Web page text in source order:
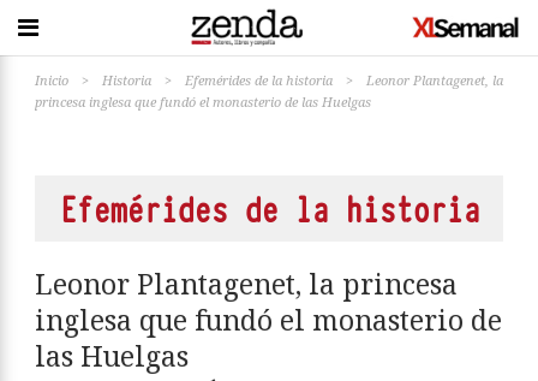
Inicio > Historia > Efemérides de la historia >
Leonor Plantagenet, la
princesa inglesa que fundó el monasterio de las Huelgas
Efemérides de la historia
Leonor Plantagenet, la princesa
inglesa que fundó el monasterio de
las Huelgas